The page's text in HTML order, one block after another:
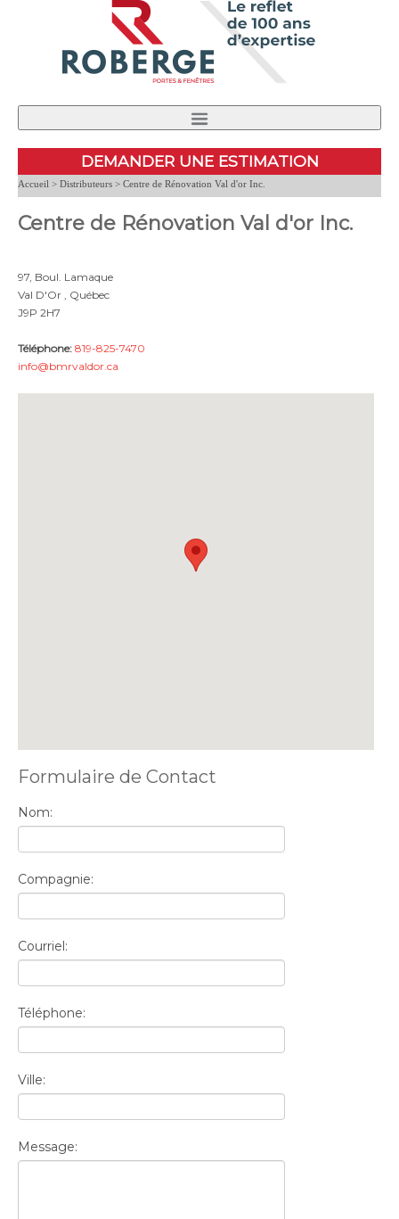
PRODUITS TROUVEZ UN DÉTAILLANT NOUVELLES
PERFORMANCE ET CERTIFICATION NOUS JOINDRE
INSTALLATION CARRIÈRES À PROPOS DE NOUS
DEMANDER UNE ESTIMATION
Accueil > Distributeurs > Centre de Rénovation Val d'or Inc.
Centre de Rénovation Val d'or Inc.
97, Boul. Lamaque
Val D'Or , Québec
J9P 2H7
Téléphone: 819-825-7470
info@bmrvaldor.ca
Formulaire de Contact
Nom:
Compagnie:
Courriel:
Téléphone:
Ville:
Message: